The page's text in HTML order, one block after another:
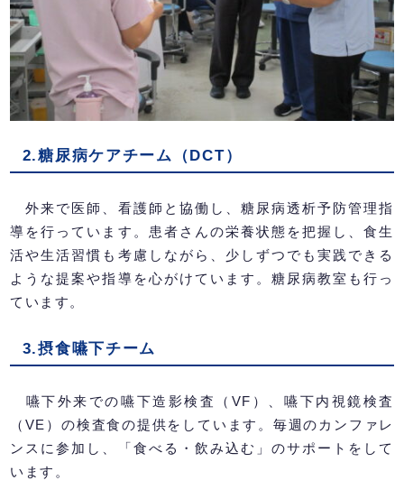
2.糖尿病ケアチーム（DCT）
外来で医師、看護師と協働し、糖尿病透析予防管理指
導を行っています。患者さんの栄養状態を把握し、食生
活や生活習慣も考慮しながら、少しずつでも実践できる
ような提案や指導を心がけています。糖尿病教室も行っ
ています。
3.摂食嚥下チーム
嚥下外来での嚥下造影検査（VF）、嚥下内視鏡検査
（VE）の検査食の提供をしています。毎週のカンファレ
ンスに参加し、「食べる・飲み込む」のサポートをして
います。